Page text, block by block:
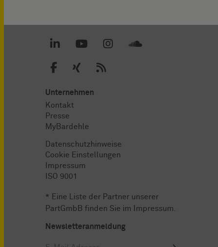
Unternehmen
Kontakt
Presse
MyBardehle
Datenschutzhinweise
Cookie Einstellungen
Impressum
ISO 9001
* Eine Liste der Partner unserer
PartGmbB finden Sie im
Impressum
Newsletteranmeldung